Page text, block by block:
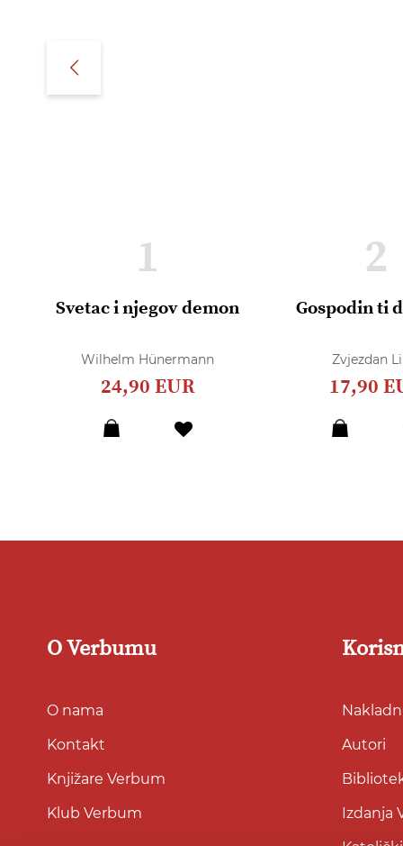
1
Svetac i njegov demon
Wilhelm Hünermann
24,90 EUR
2
Gospodin ti
Zvjezdan
17,90
O Verbumu
O nama
Kontakt
Knjižare Verbum
Klub Verbum
Autori
Izdanja